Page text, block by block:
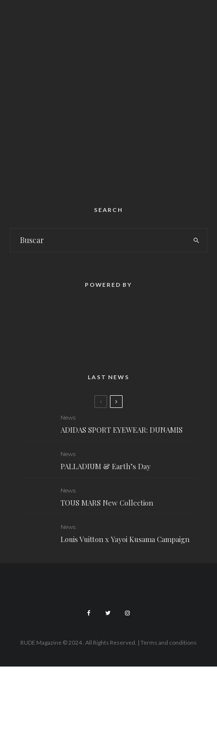
SEARCH
POWERED BY
LAST NEWS
News
ADIDAS SPORT EYEWEAR: DUNAMIS
News
PALLADIUM & Earth’s Day
News
TOUS MARS New Collection
News
Louis Vuitton x Yayoi Kusama Campaign
RUDE Magazine © 2024 . All Rights Reserved. | Terms and conditions